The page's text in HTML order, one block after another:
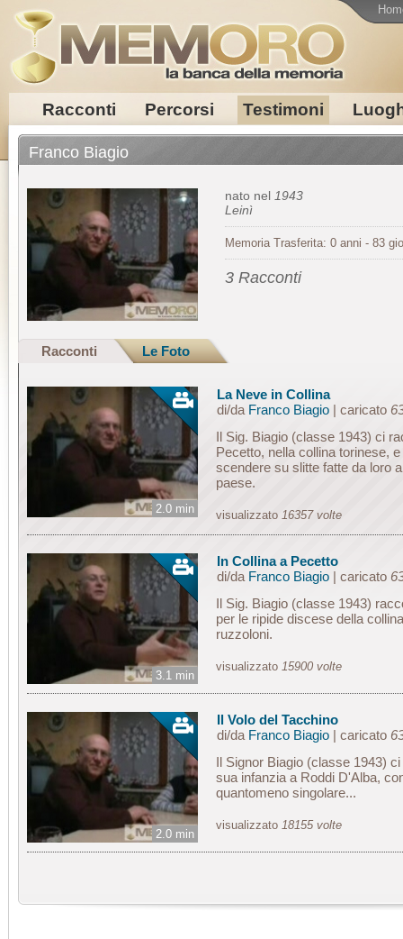
Racconti Percorsi Testimoni
Franco Biagio
nato nel 1943
Leinì
Memoria Trasferita: 0 anni - 83
3 Racconti
Racconti Le Foto
2.0 min
La Neve in Collina
di/da Franco Biagio| caricato
Il Sig. Biagio (classe 1943) ci
Pecetto, nella collina torinese,
scendere su slitte fatte da loro
paese.
visualizzato 16357 volte
3.1 min
In Collina a Pecetto
di/da Franco Biagio| caricato
Il Sig. Biagio (classe 1943)
per le ripide discese della
ruzzoloni.
visualizzato 15900 volte
2.0 min
Il Volo del Tacchino
di/da Franco Biagio| caricato
Il Signor Biagio (classe 1943)
sua infanzia a Roddi D'Alba,
quantomeno singolare...
visualizzato 18155 volte